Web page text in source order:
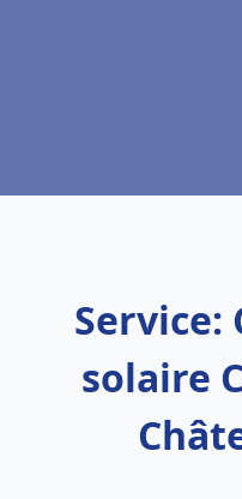
Service:
solaire